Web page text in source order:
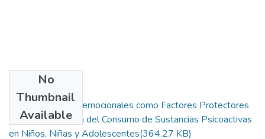
No
Thumbnail
Available
Habilidades Socioemocionales como Factores Protectores
para la Prevención del Consumo de Sustancias Psicoactivas
en Niños, Niñas y Adolescentes(364.27 KB)